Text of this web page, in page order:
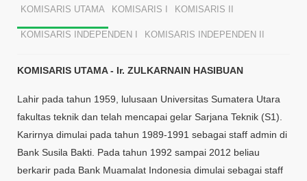
KOMISARIS UTAMA KOMISARIS I KOMISARIS II
KOMISARIS INDEPENDEN I KOMISARIS INDEPENDEN II
KOMISARIS UTAMA - Ir. ZULKARNAIN HASIBUAN
Lahir pada tahun 1959, lulusaan Universitas Sumatera Utara
fakultas teknik dan telah mencapai gelar Sarjana Teknik (S1).
Karirnya dimulai pada tahun 1989-1991 sebagai staff admin di
Bank Susila Bakti. Pada tahun 1992 sampai 2012 beliau
berkarir pada Bank Muamalat Indonesia dimulai sebagai staff